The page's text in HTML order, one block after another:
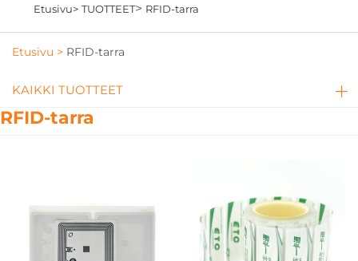
Etusivu> TUOTTEET> RFID-tarra
Etusivu > RFID-tarra
KAIKKI TUOTTEET
RFID-tarra